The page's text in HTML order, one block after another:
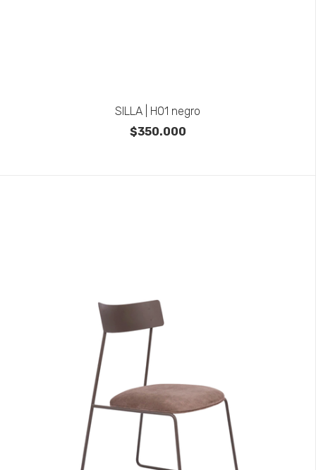
SILLA | H01 negro
$350.000